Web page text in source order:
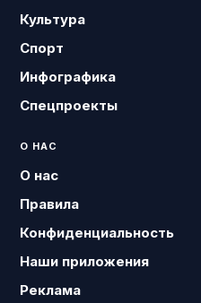
Культура
Спорт
Инфографика
Спецпроекты
О НАС
О нас
Правила
Конфиденциальность
Наши приложения
Реклама